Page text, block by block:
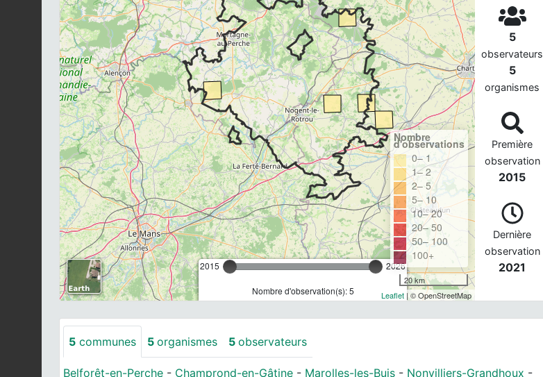
2015 2026
Nombre d'observation(s): 5
Nombre
d'observations
0– 1
1– 2
2– 5
5– 10
10– 20
20– 50
50– 100
100+
20 km
Leaflet| © OpenStreetMap
5
observateurs
5
organismes
Première
observation
2015
Dernière
observation
2021
5 communes 5 organismes 5 observateurs
Belforêt-en-Perche - Champrond-en-Gâtine - Marolles-les-Buis - Nonvilliers-Grandhoux -